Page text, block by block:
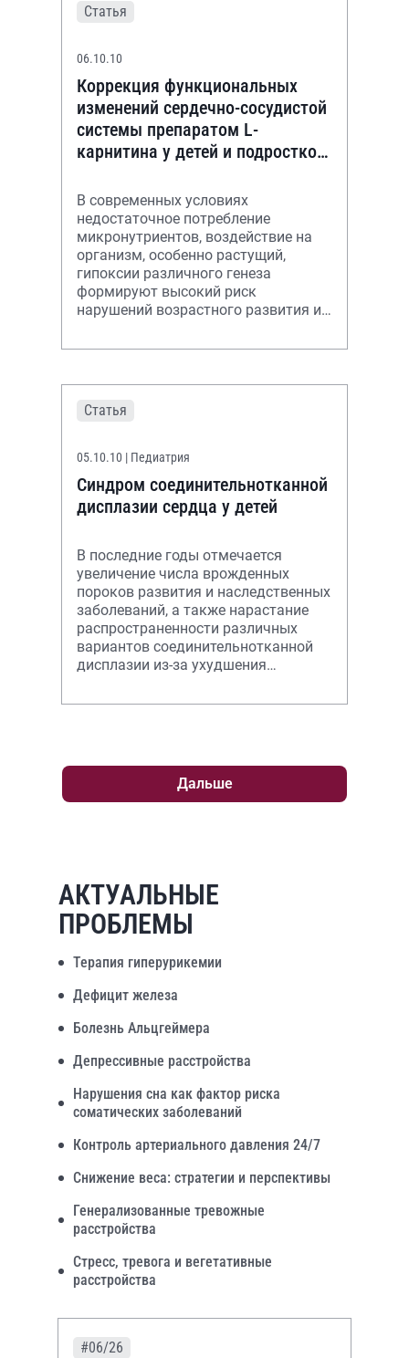
Статья
06.10.10
Коррекция функциональных
изменений сердечно-сосудистой
системы препаратом L-
карнитина у детей и подростков
В современных условиях
недостаточное потребление
микронутриентов, воздействие на
организм, особенно растущий,
гипоксии различного генеза
формируют высокий риск
нарушений возрастного развития и
детей
Статья
05.10.10 | Педиатрия
Синдром соединительнотканной
дисплазии сердца у детей
В последние годы отмечается
увеличение числа врожденных
пороков развития и наследственных
заболеваний, а также нарастание
распространенности различных
вариантов соединительнотканной
дисплазии из-за ухудшения
Дальше
АКТУАЛЬНЫЕ
ПРОБЛЕМЫ
Терапия гиперурикемии
Дефицит железа
Болезнь Альцгеймера
Депрессивные расстройства
Нарушения сна как фактор риска
соматических заболеваний
Контроль артериального давления 24/7
Снижение веса: стратегии и перспективы
Генерализованные тревожные
расстройства
Стресс, тревога и вегетативные
расстройства
#06/26